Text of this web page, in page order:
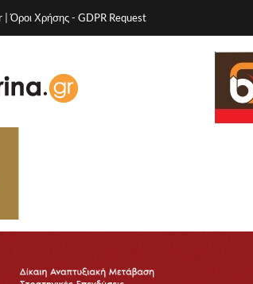
|Όροι Χρήσης- GDPR Request